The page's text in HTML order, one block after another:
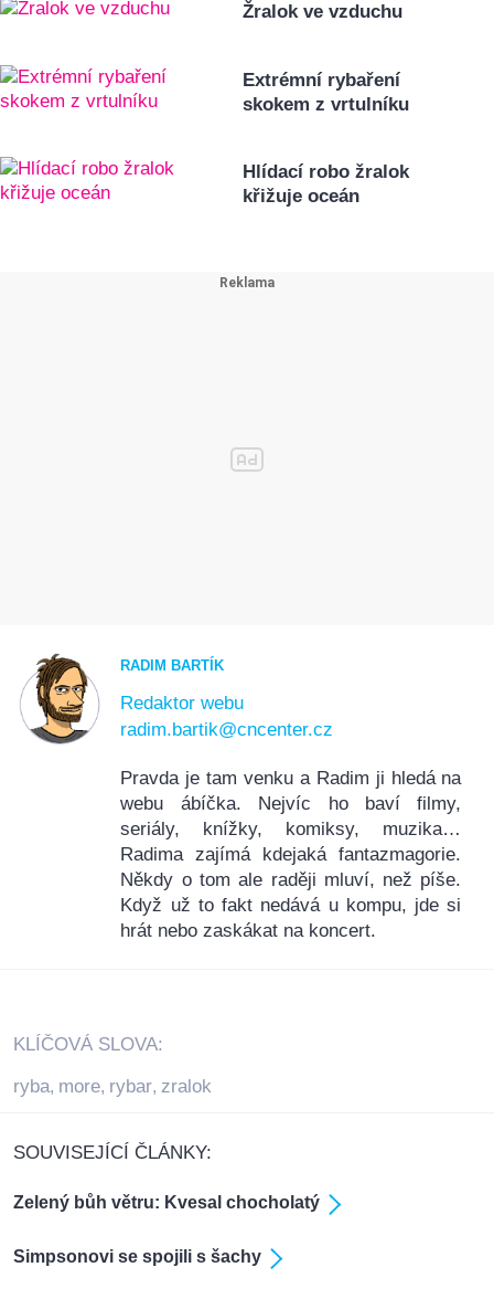
Žralok ve vzduchu
Extrémní rybaření
skokem z vrtulníku
Hlídací robo žralok
křižuje oceán
RADIM BARTÍK
Redaktor webu
radim.bartik@cncenter.cz
Pravda je tam venku a Radim ji hledá na
webu ábíčka. Nejvíc ho baví filmy,
seriály, knížky, komiksy, muzika…
Radima zajímá kdejaká fantazmagorie.
Někdy o tom ale raději mluví, než píše.
Když už to fakt nedává u kompu, jde si
hrát nebo zaskákat na koncert.
KLÍČOVÁ SLOVA:
ryba, more, rybar, zralok
SOUVISEJÍCÍ ČLÁNKY:
Zelený bůh větru: Kvesal chocholatý
Simpsonovi se spojili s šachy